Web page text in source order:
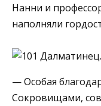
Нанни и
наполняли
— Особая
Сокровищами,